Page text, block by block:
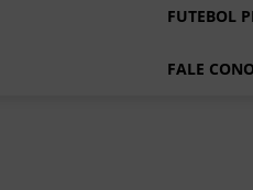
FUTEBOL
FALE